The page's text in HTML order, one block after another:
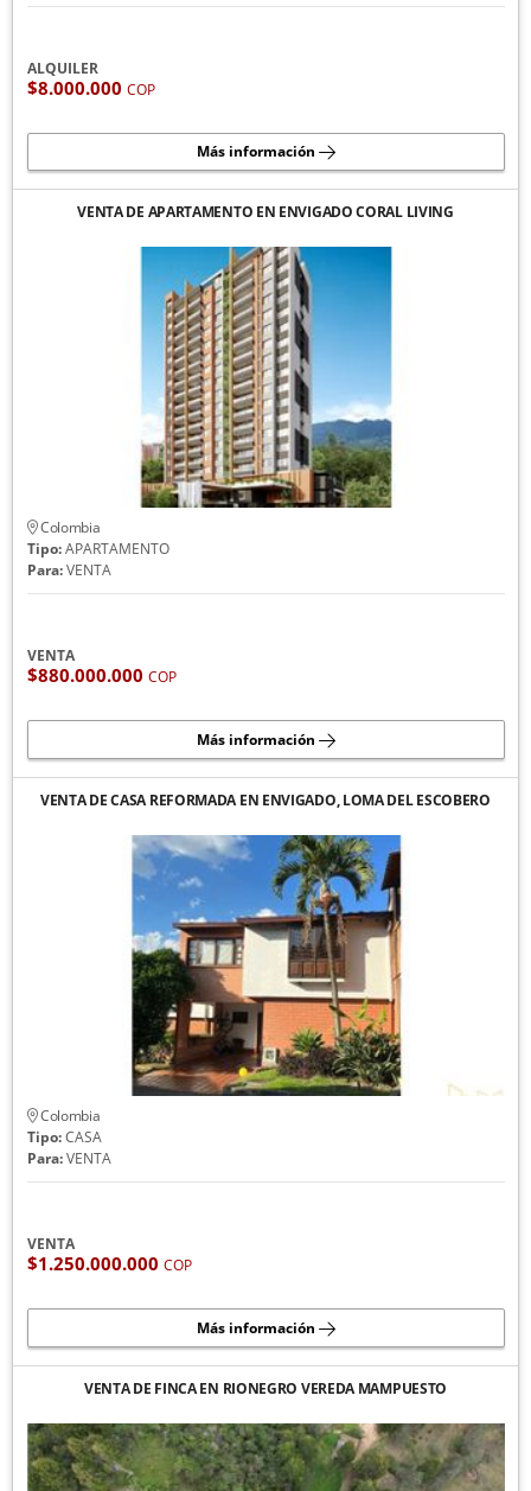
ALQUILER
$8.000.000 COP
Más información
VENTA DE APARTAMENTO EN ENVIGADO CORAL LIVING
Colombia
Tipo:APARTAMENTO
Para:VENTA
VENTA
$880.000.000 COP
Más información
VENTA DE CASA REFORMADA EN ENVIGADO, LOMA DEL ESCOBERO
Colombia
Tipo:CASA
Para:VENTA
VENTA
$1.250.000.000 COP
Más información
VENTA DE FINCA EN RIONEGRO VEREDA MAMPUESTO